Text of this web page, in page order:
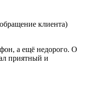
клиента)
а ещё недорого. О
приятный и